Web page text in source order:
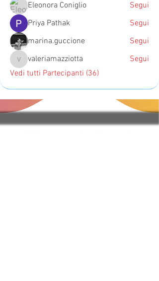
Eleonora Coniglio
Segui
Priya Pathak
Segui
marina.guccione
Segui
valeriamazziotta
valeriamazziotta
Segui
Vedi tutti Partecipanti (36)